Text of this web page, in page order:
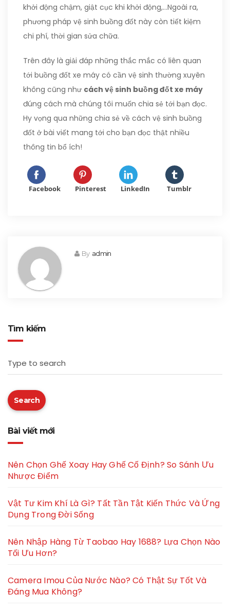
khởi động chậm, giật cục khi khởi động,…Ngoài ra,
phương pháp vệ sinh buồng đốt này còn tiết kiệm
chi phí, thời gian sửa chữa.
Trên đây là giải đáp những thắc mắc có liên quan
tới buồng đốt xe máy có cần vệ sinh thường xuyên
không cũng như cách vệ sinh buồng đốt xe máy
đúng cách mà chúng tôi muốn chia sẻ tới bạn đọc.
Hy vọng qua những chia sẻ về cách vệ sinh buồng
đốt ở bài viết mang tới cho bạn đọc thật nhiều
thông tin bổ ích!
Facebook Pinterest LinkedIn Tumblr
By admin
Tìm kiếm
Type to search
Search
Bài viết mới
Nên Chọn Ghế Xoay Hay Ghế Cố Định? So Sánh Ưu
Nhược Điểm
Vật Tư Kim Khí Là Gì? Tất Tần Tật Kiến Thức Và Ứng
Dụng Trong Đời Sống
Nên Nhập Hàng Từ Taobao Hay 1688? Lựa Chọn Nào
Tối Ưu Hơn?
Camera Imou Của Nước Nào? Có Thật Sự Tốt Và
Đáng Mua Không?